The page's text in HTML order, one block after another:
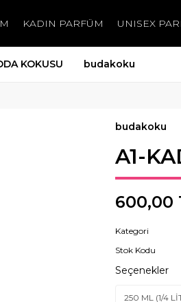
KADIN PARFÜM UNISEX
KOKUSU budakoku
budakoku
A1-
600,00
Kategori
Stok Kodu
Seçenekler